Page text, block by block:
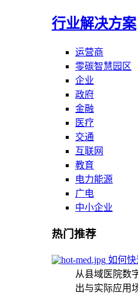
行业解决方案
运营商
零碳智慧园区
企业
政府
金融
医疗
交通
互联网
教育
电力能源
广电
中小企业
热门推荐
如何
从县域医院数
出与实际应用